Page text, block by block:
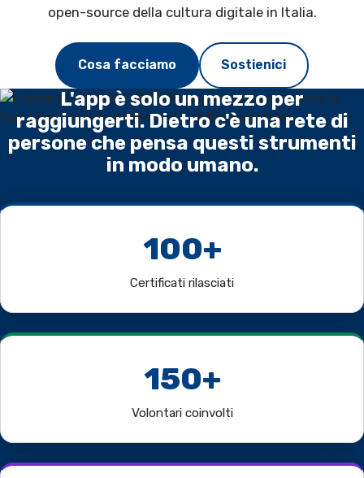
open-source della cultura digitale in Italia.
Cosa facciamo Sostienici
L'app è solo un mezzo per
raggiungerti. Dietro c'è una rete di
persone che pensa questi strumenti
in modo umano.
100+
Certificati rilasciati
150+
Volontari coinvolti